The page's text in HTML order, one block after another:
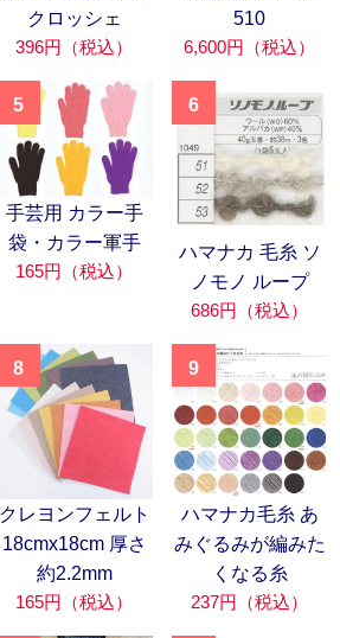
クロッシェ
396円（税込）
510
6,600円（税込）
5
手芸用 カラー手
袋・カラー軍手
165円（税込）
6
ハマナカ 毛糸 ソ
ノモノ ループ
686円（税込）
8
クレヨンフェルト
18cmx18cm 厚さ
約2.2mm
165円（税込）
9
ハマナカ毛糸 あ
みぐるみが編みた
くなる糸
237円（税込）